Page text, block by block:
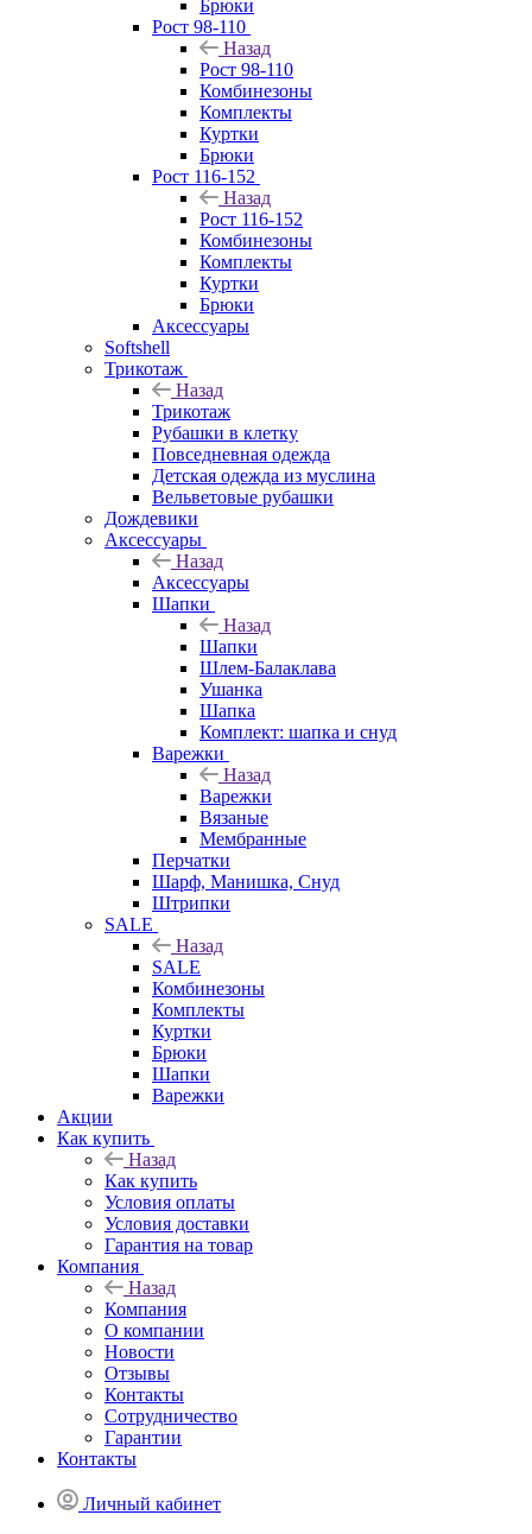
Брюки
Рост 98-110
Назад
Рост 98-110
Комбинезоны
Комплекты
Куртки
Брюки
Рост 116-152
Назад
Рост 116-152
Комбинезоны
Комплекты
Куртки
Брюки
Аксессуары
Softshell
Трикотаж
Назад
Трикотаж
Рубашки в клетку
Повседневная одежда
Детская одежда из муслина
Вельветовые рубашки
Дождевики
Аксессуары
Назад
Аксессуары
Шапки
Назад
Шапки
Шлем-Балаклава
Ушанка
Шапка
Комплект: шапка и снуд
Варежки
Назад
Варежки
Вязаные
Мембранные
Перчатки
Шарф, Манишка, Снуд
Штрипки
SALE
Назад
SALE
Комбинезоны
Комплекты
Куртки
Брюки
Шапки
Варежки
Акции
Как купить
Назад
Как купить
Условия оплаты
Условия доставки
Гарантия на товар
Компания
Назад
Компания
О компании
Новости
Отзывы
Контакты
Сотрудничество
Гарантии
Контакты
Личный кабинет